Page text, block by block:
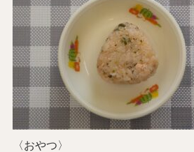
〈おやつ〉